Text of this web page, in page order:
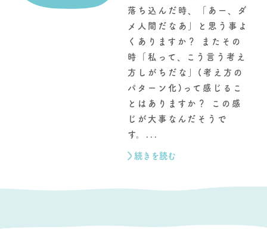
落ち込んだ時、「あー、ダ
メ人間だなあ」と思う事よ
くありますか？ またその
時「私って、こう言う考え
方しがちだな」(考え方の
パターン化)って感じるこ
とはありますか？ この感
じが大事なんだそうで
す。...
続きを読む